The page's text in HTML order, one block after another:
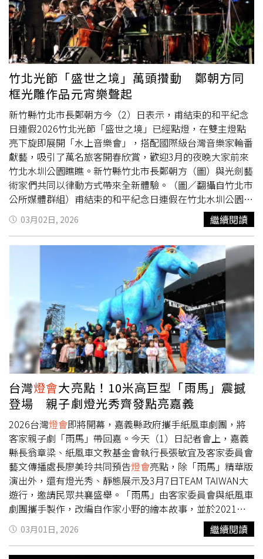
特蘭在未來市政規劃上參考。訪團此行亦走訪日光小林社
區，了解莫拉克風災後的重建歷程，對社區展現的韌性精神
留下深刻印象。韓國城市代表團則參訪宏裕行觀光工廠，透
過實作體驗在地職人精神，並品嚐高雄特色物產，對其新鮮
與品質留下良好印象。訪團同時搭乘濱線「哈瑪星號」與高
雄輕軌，了解港灣城市轉型及軌道建設成果，對鐵道活化與
城市再生策略表達高度肯定。近年高雄與韓國城市交流持續
升溫，高雄表演團隊曾兩度赴大田參與年度「零時慶典」，
而高雄市立圖書館總館也與釜山圖書館進行圖書交流，深化
兩地文化互動。此外，今年 燈會 亦有日本友好城市接力參
與。繼「熊本城迎賓武將隊」及八王子市東京都立大學男子
啦啦隊MAXONS演出後，八王子台灣友好交流協會理事長黑
須隆一亦到場共襄盛會。秋田縣則於 燈會期間設攤展示當地
特色物產與觀光資源，促進雙方在觀光與產業上的交流。高
雄市政府行政暨國際處長張硯卿表示，未來將持續透過燈會
等大型節慶活動促進國際互訪與文化參與，深化高雄與各姊
妹市及友好城市在文化、教育與觀光等領域的合作，持續拓
竹北光節「盛世之境」萬頭攢動 鄭朝方同
框光雕作品元宵樂聲起
新竹縣竹北市長鄭朝方今（2）日表示，甫結束的和平紀念
日連假2026竹北光節「盛世之境」已經點燈，在雙主燈點
亮下旋即展開「水上音樂會」，搭配國際級台灣音樂家輪番
獻藝，吸引了萬名旅客開春欣賞，歡迎3月的夜晚大家前來
竹北水圳公園瞧瞧。新竹縣竹北市長鄭朝方（圖）與光劍藝
術家們共同以律動方式帶來全新體驗。（圖／翻攝自竹北市
公所媒體群組）甫結束的和平紀念日連假在竹北水圳公園是
星光熠熠，原來是配合元宵節的一連串「竹北光節」系列活
動開跑，由聲樂家林義偉以《善變的女人》、《公主徹夜未
眠》等經典選曲悠揚起，接著大提琴家張正傑與豎琴家曾韋
晴、小提琴家曾婕安接力演出《天鵝》、《冥想曲》等世界
名曲，後頭鋼琴名家盧易之也透過改編樂曲《草螟弄雞公》
帶出情懷，在地興隆國小弦樂團也與之合奏《皇帝協奏曲》
等收尾，精湛琴藝感動聽眾。而聚焦展區也相當有戲，從第
一展區藝術家蔡宜婷以3D列印技術完成《向風而生的光》
中，看見「繁花盛世」理念中「繁花之上，再開繁花」精
神，將風視為生成的力量，螺旋形結構由中心向外展開序列
變化，枝枒與花朵光球交織，形塑一座與自然共生、向環境
敞開的光之生態。而藝術家李宸安「穿影之川」也把生命元
素凝鍊在方艙裡，講述了人類坐在半月形木棧碼頭探索宇
宙，永續燈座雷射投影在水霧中，具象地展現了城市「於風
中站立，於光中築夢」生生不息的能量。值得一提的是，美
國柯林頓港市長麥克·斯奈德（Mike Snider）假期間也躬
逢其盛竹北光節園區，斯奈德對竹北光節結合藝術與科技的
軟實力讚譽有加，其中「水漂」藝術更是令他印象深刻，他
也穿上了鄭朝方送上的「竹北限定版運動外套」，溫暖地展
現外交能量。由「雜波 ZAP」創作的《水漂》在2026「竹
北光節」展出，裏頭互動裝置讓民眾重溫童趣。（圖／翻攝
自竹北市公所媒體群組）鄭朝方預告，7日將迎來小男孩、
帕拉斯樂團、呂思緯、ZORN等卡司組成「光節演唱會」，
也持續加碼規劃「快閃小確幸」活動，包含竹北限定款開運
香氛片，還有6、8、13、14、15日會有竹北市民限定的聖
03月02日, 2026 繼續閱讀
台灣燈會大亮點！10米高巨型「雨馬」震撼
登場 親子劇燈光秀齊發點亮嘉義
2026台灣燈會即將開幕，嘉義縣政府攜手紙風車劇團，將
客家親子劇「雨馬」帶回嘉。今天（1）日記者會上，嘉義
縣長翁章梁、紙風車文教基金會執行長張敏宜及客家委員會
藝文傳播處長廖美玲共同預告燈會亮點，除「雨馬」精華版
演出外，還有燈光秀、靜態展示及3月7日TEAM TAIWAN大
遊行，邀請民眾共襄盛舉。「雨馬」由客家委員會與紙風車
劇團攜手製作，改編自作家小野的繪本故事，並於2021年
推出。作品誕生於全球新冠疫情蔓延、人心不安的時代背
景，許多孩子因疫情無法外出，失去日常生活的歡樂；劇作
也因此承載著撫慰人心、陪伴成長的深意。「雨馬」巨型裝
03月01日, 2026 繼續閱讀